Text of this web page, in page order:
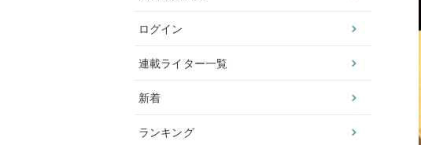
ログイン
連載ライター一覧
新着
ランキング